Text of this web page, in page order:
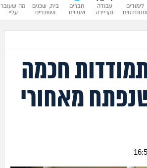
לימודים
וסטודנטים
עבודה
וקריירה
חברים
ואנשים
בית, שכנים
ושותפים
מה שעובר
עליי
חכמה
מאחורי